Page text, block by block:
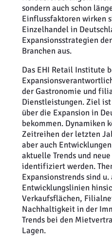
sondern auch schon
Einflussfaktoren wirken
Einzelhandel in
Expansionsstrategien
Branchen aus.
Das EHI Retail Institute
der Gastronomie und
Dienstleistungen. Ziel
über die Expansion in
bekommen. Dynamiken
Zeitreihen der letzten
aber auch
aktuelle Trends und
identifiziert werden.
Expansionstrends sind
Entwicklungslinien
Verkaufsflächen,
Nachhaltigkeit in der
Trends bei den
Lagen.